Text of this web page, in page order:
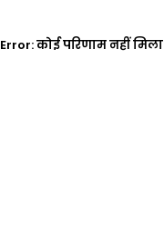
Error:कोई परिणाम नहीं मिला